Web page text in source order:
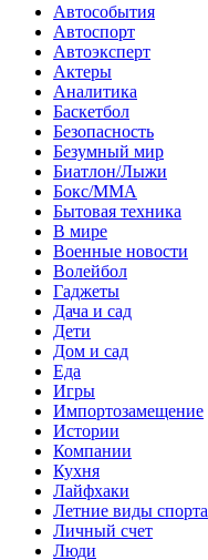
Автособытия
Автоспорт
Автоэксперт
Актеры
Аналитика
Баскетбол
Безопасность
Безумный мир
Биатлон/Лыжи
Бокс/MMA
Бытовая техника
В мире
Военные новости
Волейбол
Гаджеты
Дача и сад
Дети
Дом и сад
Еда
Игры
Импортозамещение
Истории
Компании
Кухня
Лайфхаки
Летние виды спорта
Личный счет
Люди